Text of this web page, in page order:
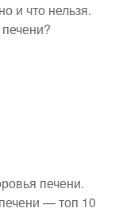
и что нельзя.
печени.
— топ 10